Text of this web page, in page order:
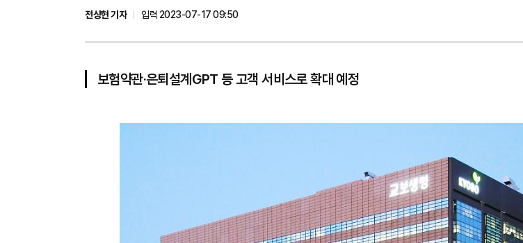
전상현 기자
입력 2023-07-17 09:50
보험약관·은퇴설계GPT 등 고객 서비스로 확대 예정